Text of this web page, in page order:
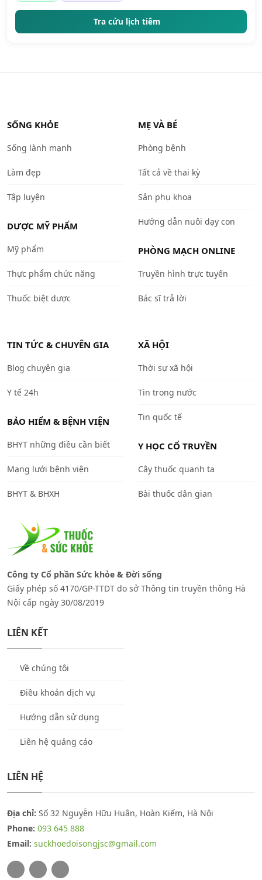
Tra cứu lịch tiêm
SỐNG KHỎE
Sống lành mạnh
Làm đẹp
Tập luyện
DƯỢC MỸ PHẨM
Mỹ phẩm
Thực phẩm chức năng
Thuốc biệt dược
MẸ VÀ BÉ
Phòng bệnh
Tất cả về thai kỳ
Sản phụ khoa
Hướng dẫn nuôi dạy con
PHÒNG MẠCH ONLINE
Truyền hình trực tuyến
Bác sĩ trả lời
TIN TỨC & CHUYÊN GIA
Blog chuyên gia
Y tế 24h
BẢO HIỂM & BỆNH VIỆN
BHYT những điều cần biết
Mạng lưới bệnh viện
BHYT & BHXH
XÃ HỘI
Thời sự xã hội
Tin trong nước
Tin quốc tế
Y HỌC CỔ TRUYỀN
Cây thuốc quanh ta
Bài thuốc dân gian
Công ty Cổ phần Sức khỏe & Đời sống
Giấy phép số 4170/GP-TTDT do sở Thông tin truyền thông Hà
Nội cấp ngày 30/08/2019
LIÊN KẾT
Về chúng tôi
Điều khoản dịch vụ
Hướng dẫn sử dụng
Liên hệ quảng cáo
LIÊN HỆ
Địa chỉ: Số 32 Nguyễn Hữu Huân, Hoàn Kiếm, Hà Nội
Phone: 093 645 888
Email: suckhoedoisongjsc@gmail.com